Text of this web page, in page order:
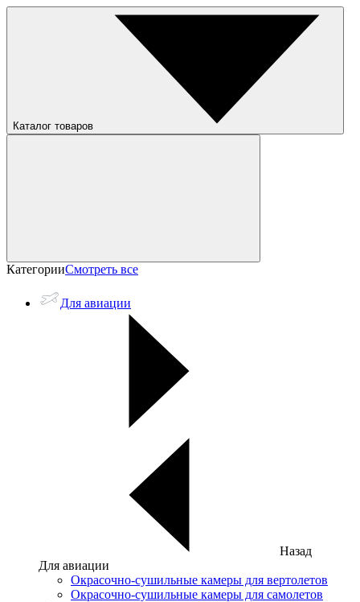
Каталог товаров
КатегорииСмотреть все
Для авиации
Назад
Для авиации
Окрасочно-сушильные камеры для вертолетов
Окрасочно-сушильные камеры для самолетов